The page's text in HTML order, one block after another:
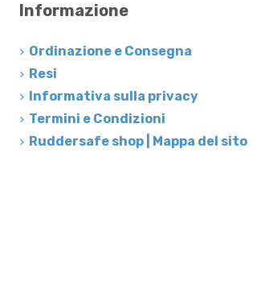
Informazione
Ordinazione e Consegna
Resi
Informativa sulla privacy
Termini e Condizioni
Ruddersafe shop | Mappa del sito